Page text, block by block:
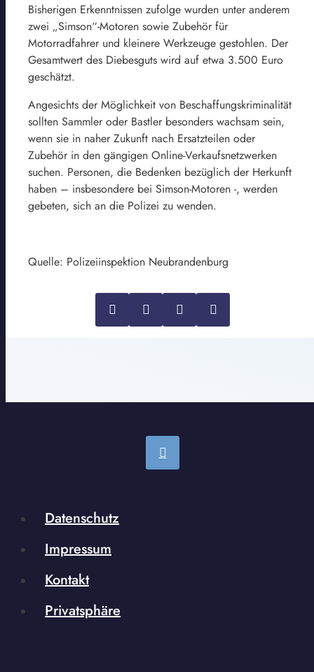
Bisherigen Erkenntnissen zufolge wurden unter anderem
zwei „Simson“-Motoren sowie Zubehör für
Motorradfahrer und kleinere Werkzeuge gestohlen. Der
Gesamtwert des Diebesguts wird auf etwa 3.500 Euro
geschätzt.
Angesichts der Möglichkeit von Beschaffungskriminalität
sollten Sammler oder Bastler besonders wachsam sein,
wenn sie in naher Zukunft nach Ersatzteilen oder
Zubehör in den gängigen Online-Verkaufsnetzwerken
suchen. Personen, die Bedenken bezüglich der Herkunft
haben – insbesondere bei Simson-Motoren -, werden
gebeten, sich an die Polizei zu wenden.
Quelle: Polizeiinspektion Neubrandenburg
Datenschutz
Impressum
Kontakt
Privatsphäre